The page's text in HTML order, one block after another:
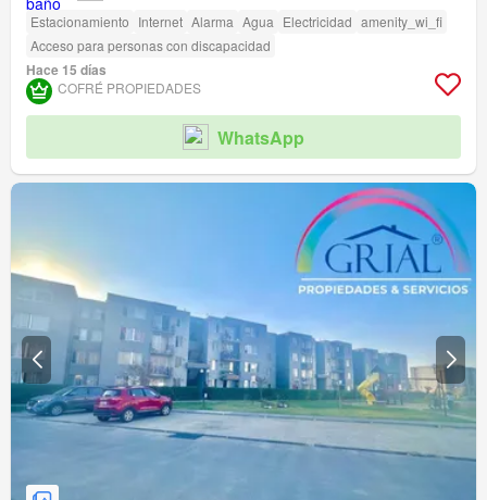
Estacionamiento Internet Alarma Agua Electricidad amenity_wi_fi
Acceso para personas con discapacidad
Hace 15 días
COFRÉ PROPIEDADES
WhatsApp